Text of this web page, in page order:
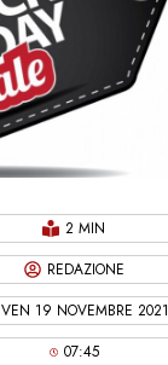
2 MIN
REDAZIONE
VEN 19 NOVEMBRE 2021
07:45